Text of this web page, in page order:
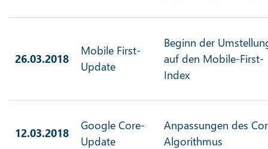
26.03.2018
Mobile First-
Update
Beginn der
auf den Mobile-First-
Index
12.03.2018
Google Core-
Update
Anpassungen des
Algorithmus